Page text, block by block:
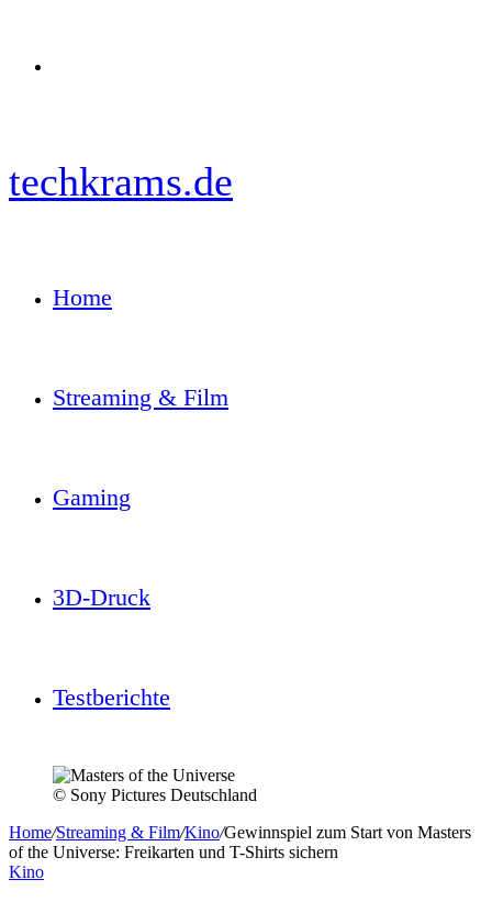
techkrams.de
Home
Streaming & Film
Gaming
3D-Druck
Testberichte
© Sony Pictures Deutschland
Home/Streaming & Film/Kino/Gewinnspiel zum Start von Masters
of the Universe: Freikarten und T-Shirts sichern
Kino